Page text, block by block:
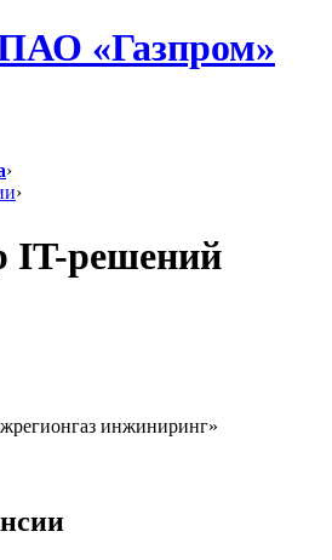
›
›
IT-решений
инжиниринг»